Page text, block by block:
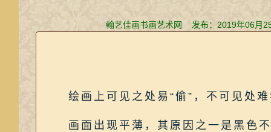
翰艺佳画书画艺术网 发布：2019年06
绘画上可见之处易“偷”，不可见处难
画面出现平薄，其原因之一是黑色不